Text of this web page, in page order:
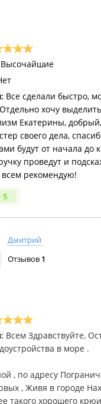
Высочайшие
Все сделали быстро,
хочу выделить
Екатерины,
своего дела,
будут от начала до
проведут и
рекомендую!
5
Дмитрий
Отзывов 1
Всем Здравствуйте,
в море .
, по адресу
, Живя в городе
такого хорошего